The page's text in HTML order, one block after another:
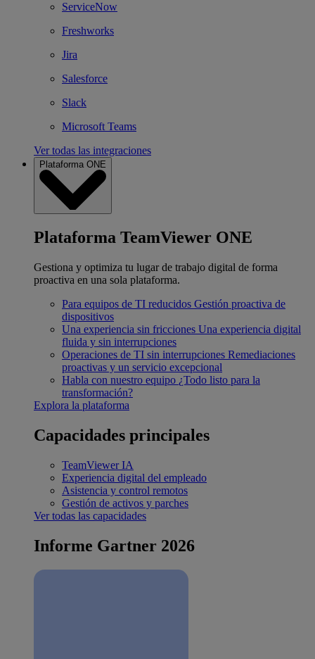
ServiceNow
Freshworks
Jira
Salesforce
Slack
Microsoft Teams
Ver todas las integraciones
Plataforma ONE
Plataforma TeamViewer ONE
Gestiona y optimiza tu lugar de trabajo digital de forma
proactiva en una sola plataforma.
Para equipos de TI reducidos Gestión proactiva de
dispositivos
Una experiencia sin fricciones Una experiencia digital
fluida y sin interrupciones
Operaciones de TI sin interrupciones Remediaciones
proactivas y un servicio excepcional
Habla con nuestro equipo ¿Todo listo para la
transformación?
Explora la plataforma
Capacidades principales
TeamViewer IA
Experiencia digital del empleado
Asistencia y control remotos
Gestión de activos y parches
Ver todas las capacidades
Informe Gartner 2026